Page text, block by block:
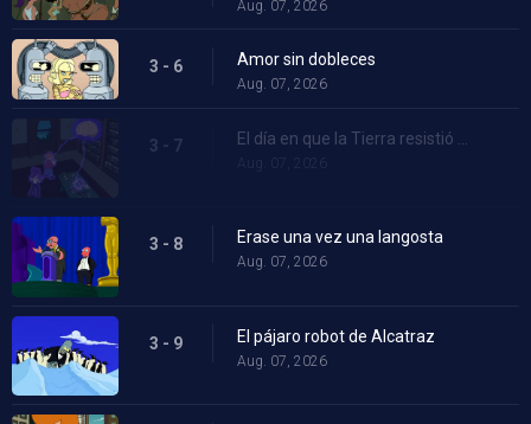
Aug. 07, 2026
3 - 6 Amor sin dobleces
Aug. 07, 2026
3 - 7
Aug. 07, 2026
3 - 8 Erase una vez una langosta
Aug. 07, 2026
3 - 9 El pájaro robot de Alcatraz
Aug. 07, 2026